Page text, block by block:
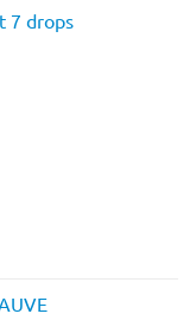
7 drops